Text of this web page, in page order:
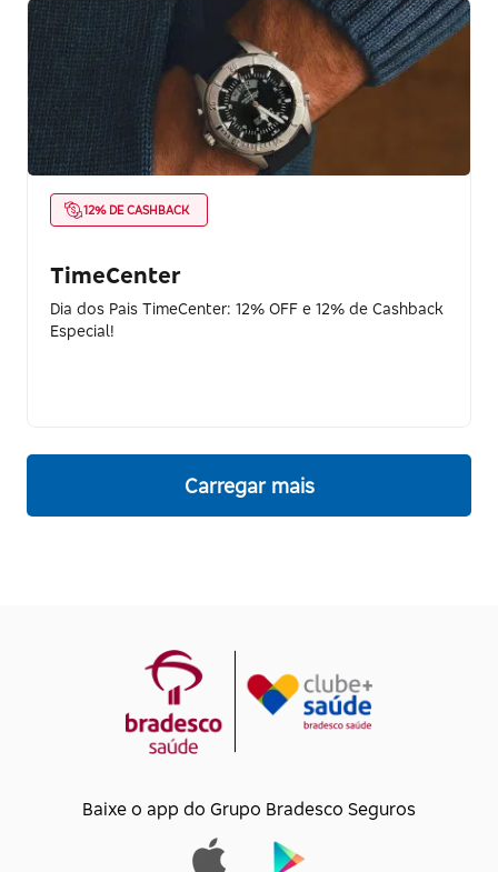
12% DE CASHBACK
TimeCenter
Dia dos Pais TimeCenter: 12% OFF e 12% de Cashback
Especial!
Carregar mais
Baixe o app do Grupo Bradesco Seguros